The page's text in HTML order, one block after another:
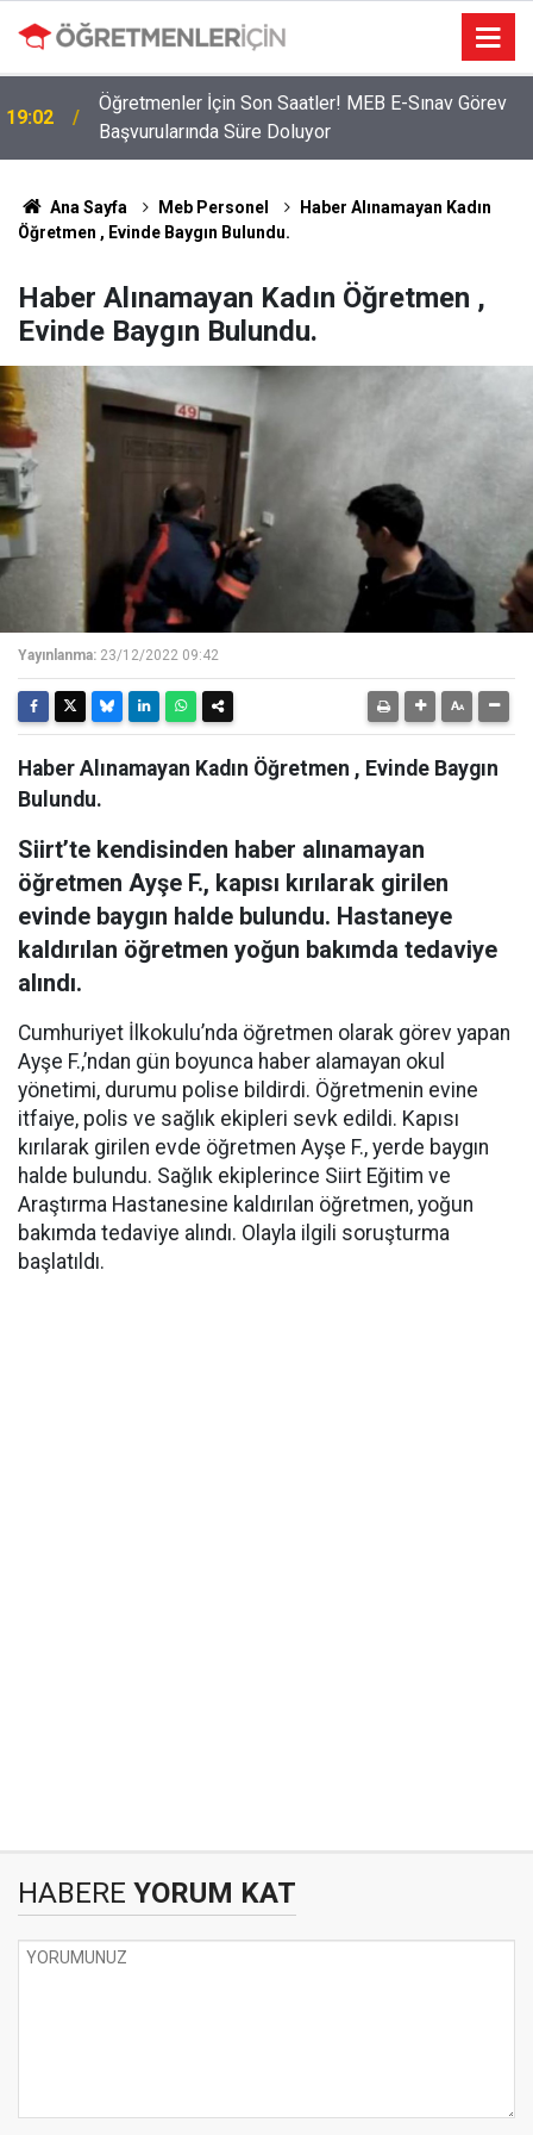
19:02
Öğretmenler İçin Son Saatler! MEB E-Sınav Görev
Başvurularında Süre Doluyor
Ana Sayfa Meb Personel
Haber Alınamayan Kadın
Öğretmen , Evinde Baygın Bulundu.
Haber Alınamayan Kadın Öğretmen ,
Evinde Baygın Bulundu.
Yayınlanma: 23/12/2022 09:42
Haber Alınamayan Kadın Öğretmen , Evinde Baygın
Bulundu.
Siirt’te kendisinden haber alınamayan
öğretmen Ayşe F., kapısı kırılarak girilen
evinde baygın halde bulundu. Hastaneye
kaldırılan öğretmen yoğun bakımda tedaviye
alındı.
Cumhuriyet İlkokulu’nda öğretmen olarak görev yapan
Ayşe F.,’ndan gün boyunca haber alamayan okul
yönetimi, durumu polise bildirdi. Öğretmenin evine
itfaiye, polis ve sağlık ekipleri sevk edildi. Kapısı
kırılarak girilen evde öğretmen Ayşe F., yerde baygın
halde bulundu. Sağlık ekiplerince Siirt Eğitim ve
Araştırma Hastanesine kaldırılan öğretmen, yoğun
bakımda tedaviye alındı. Olayla ilgili soruşturma
başlatıldı.
HABERE YORUM KAT